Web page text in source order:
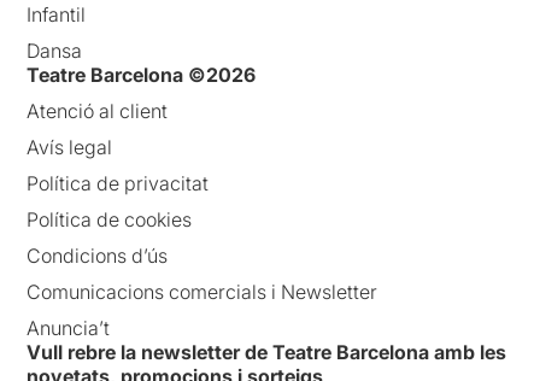
Infantil
Dansa
Teatre Barcelona ©2026
Atenció al client
Avís legal
Política de privacitat
Política de cookies
Condicions d’ús
Comunicacions comercials i Newsletter
Anuncia’t
Vull rebre la newsletter de Teatre Barcelona amb les
novetats, promocions i sorteigs